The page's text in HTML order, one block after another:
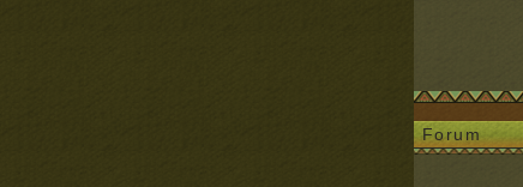
Forum